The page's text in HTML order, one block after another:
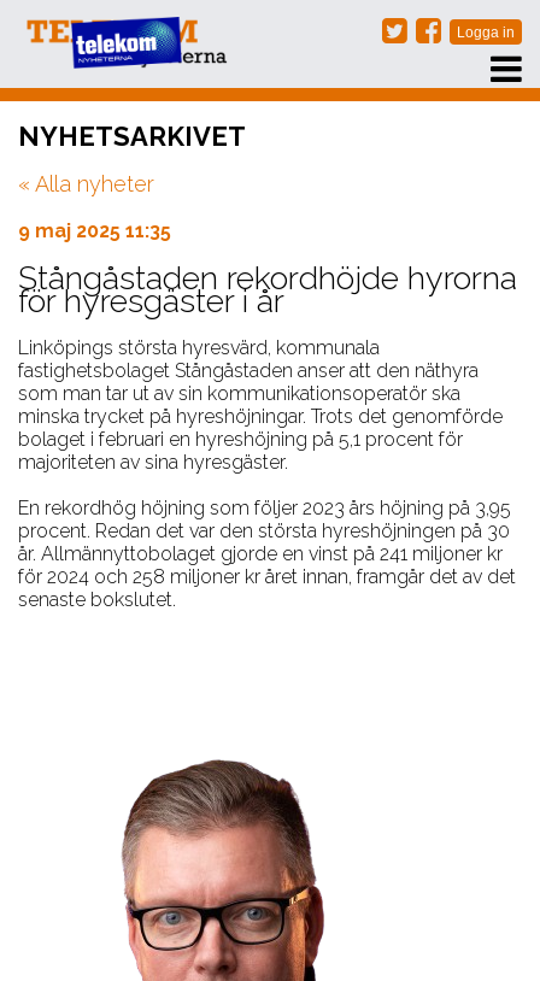
PRENUMERERA
EVENT
NÄTVERKSTRÄFFAR
ARKIV
OM OSS
KONTAKT
NYHETSARKIVET
« Alla nyheter
9 maj 2025 11:35
Stångåstaden rekordhöjde hyrorna
för hyresgäster i år
Linköpings största hyresvärd, kommunala
fastighetsbolaget Stångåstaden anser att den näthyra
som man tar ut av sin kommunikationsoperatör ska
minska trycket på hyreshöjningar. Trots det genomförde
bolaget i februari en hyreshöjning på 5,1 procent för
majoriteten av sina hyresgäster.
En rekordhög höjning som följer 2023 års höjning på 3,95
procent. Redan det var den största hyreshöjningen på 30
år. Allmännyttobolaget gjorde en vinst på 241 miljoner kr
för 2024 och 258 miljoner kr året innan, framgår det av det
senaste bokslutet.